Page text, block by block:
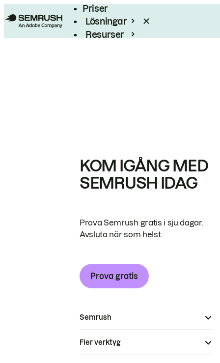
Priser
Lösningar
Resurser
KOM IGÅNG MED
SEMRUSH IDAG
Prova Semrush gratis i sju dagar.
Avsluta när som helst.
Prova gratis
Semrush
Fler verktyg